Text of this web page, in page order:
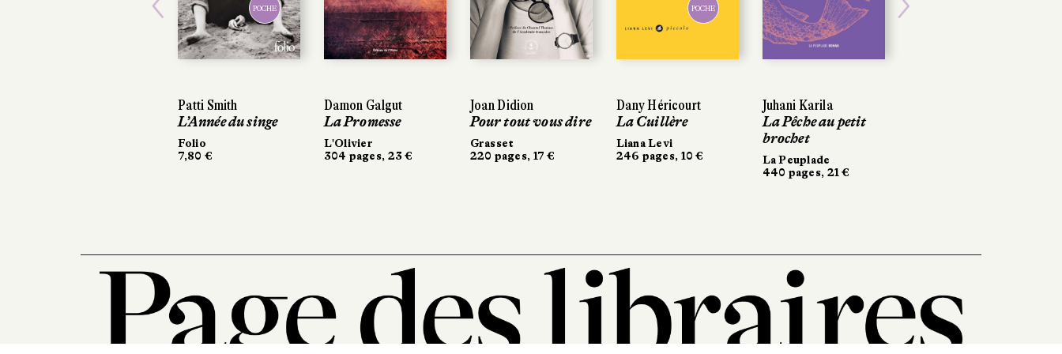
POCHE
Patti Smith
L’Année du singe
Folio
7,80 €
Damon Galgut
La Promesse
L'Olivier
304 pages, 23 €
Joan Didion
Pour tout vous dire
Grasset
220 pages, 17 €
POCHE
Dany Héricourt
La Cuillère
Liana Levi
246 pages, 10 €
Juhani Karila
La Pêche au petit
brochet
La Peuplade
440 pages, 21 €
Damon Galgut
La Promesse
L'Olivier
304 pages, 23 €
Joan Didion
Pour tout vous dire
Grasset
220 pages, 17 €
POCHE
Dany Héricourt
La Cuillère
Liana Levi
246 pages, 10 €
Juhani Karila
La Pêche au petit
brochet
La Peuplade
440 pages, 21 €
Previous